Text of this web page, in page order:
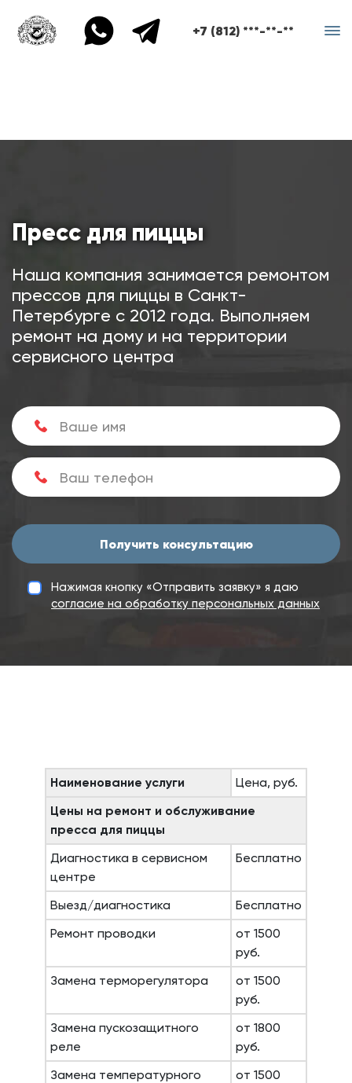
+7 (812) ***-**-**
Пресс для пиццы
Наша компания занимается ремонтом
прессов для пиццы в Санкт-
Петербурге с 2012 года. Выполняем
ремонт на дому и на территории
сервисного центра
Получить консультацию
Нажимая кнопку «Отправить заявку» я даю
согласие на обработку персональных данных
Наименование услуги
Цена, руб.
Цены на ремонт и обслуживание
пресса для пиццы
Диагностика в сервисном
центре
Бесплатно
Выезд/диагностика
Бесплатно
Ремонт проводки
от 1500
руб.
Замена терморегулятора
от 1500
руб.
Замена пускозащитного
реле
от 1800
руб.
Замена температурного
от 1500